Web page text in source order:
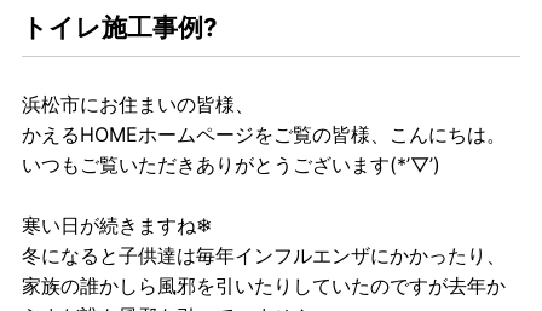
トイレ施工事例?
浜松市にお住まいの皆様、
かえるHOMEホームページをご覧の皆様、こんにちは。
いつもご覧いただきありがとうございます(*’▽’)
寒い日が続きますね❄
冬になると子供達は毎年インフルエンザにかかったり、
家族の誰かしら風邪を引いたりしていたのですが去年か